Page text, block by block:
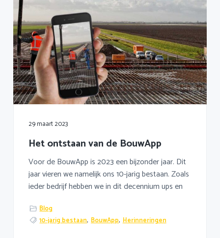
29 maart 2023
Het ontstaan van de BouwApp
Voor de BouwApp is 2023 een bijzonder jaar. Dit
jaar vieren we namelijk ons 10-jarig bestaan. Zoals
ieder bedrijf hebben we in dit decennium ups en
Blog
10-jarig bestaan, BouwApp, Herinneringen